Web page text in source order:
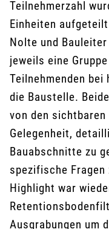
Teilnehmerzahl
Einheiten
Nolte und
jeweils eine
Teilnehmenden
die Baustelle.
von den
Gelegenheit,
Bauabschnitte zu
spezifische
Highlight war
Ausgrabungen um